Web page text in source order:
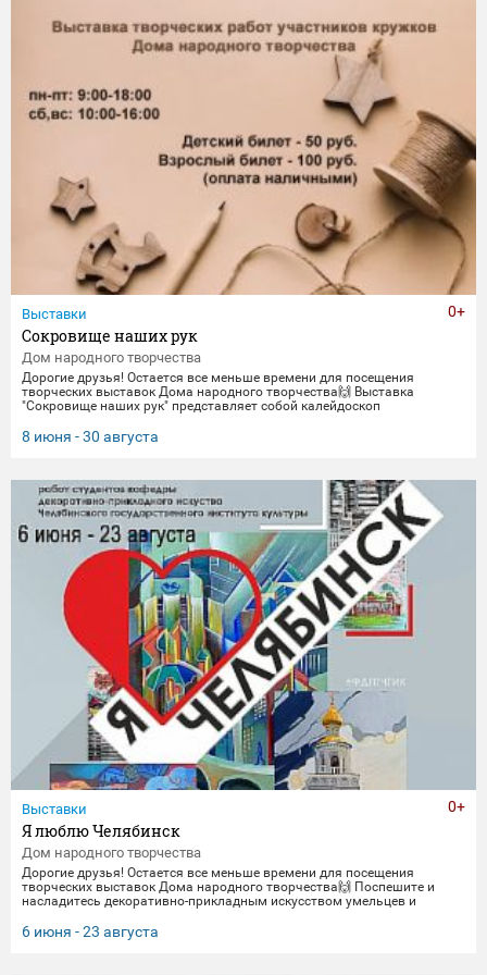
Выставки
Сокровище наших рук
Дом народного творчества
Дорогие друзья! Остается все меньше времени для посещения
творческих выставок Дома народного творчества🙌 Выставка
"Сокровище наших рук" представляет собой калейдоскоп
выполнены мастерами и профессионалами своего дела -
сотрудниками Дома народного творчества. Посетить выставку
8 июня - 30 августа
0+
Выставки
Я люблю Челябинск
Дом народного творчества
Дорогие друзья! Остается все меньше времени для посещения
творческих выставок Дома народного творчества🙌 Поспешите и
насладитесь декоративно-прикладным искусством умельцев и
посвящена 290-летнему юбилею Челябинска. Работы выполнены
студентами кафедры декоративно-прикладного искусства ЧГИК.
6 июня - 23 августа
0+